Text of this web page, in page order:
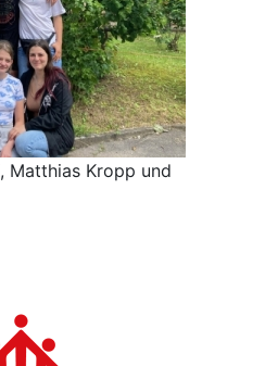
Matthias Kropp und